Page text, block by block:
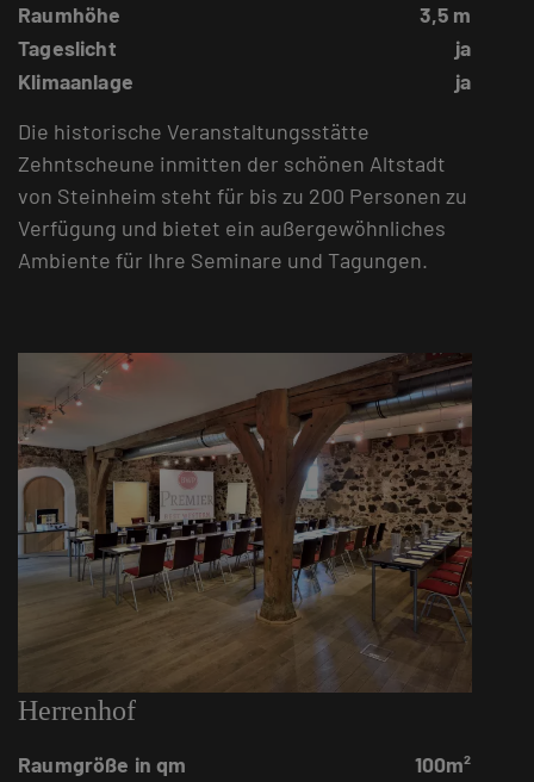
Raumhöhe
3,5 m
Tageslicht
ja
Klimaanlage
ja
Die historische Veranstaltungsstätte
Zehntscheune inmitten der schönen Altstadt
von Steinheim steht für bis zu 200 Personen zu
Verfügung und bietet ein außergewöhnliches
Ambiente für Ihre Seminare und Tagungen.
Herrenhof
Raumgröße in qm
100m²